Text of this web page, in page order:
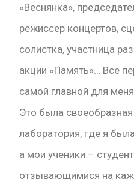
«Веснянка»,
режиссер концертов,
солистка, участница
акции «Память»… Все
самой главной для
Это была своеобразная
лаборатория, где я
а мои ученики –
отзывающимися на